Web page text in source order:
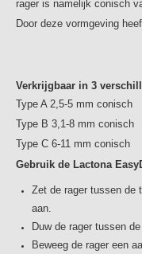
een extra lang
reiniging. De Lactona
ragers is voorzien van
voorkomen dat het
gevoelige tanden een
Verkrijgbaar in 10
XXX-Small 2,0 mm
XX-Small long 2,5
XX-Small short 2,5
X-Small 3,1 mm
Small 4,0 mm
rager is namelijk conisch
Door deze vormgeving
Verkrijgbaar in 3
Type A 2,5-5 mm conisch
Type B 3,1-8 mm conisch
Type C 6-11 mm conisch
Gebruik de Lactona
Zet de rager tussen de
aan.
Duw de rager tussen
Beweeg de rager een